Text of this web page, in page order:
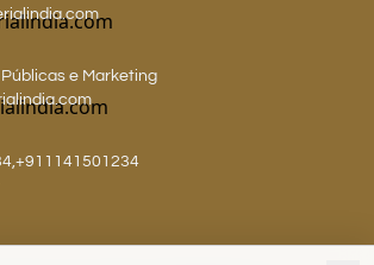
e Marketing
,+911141501234